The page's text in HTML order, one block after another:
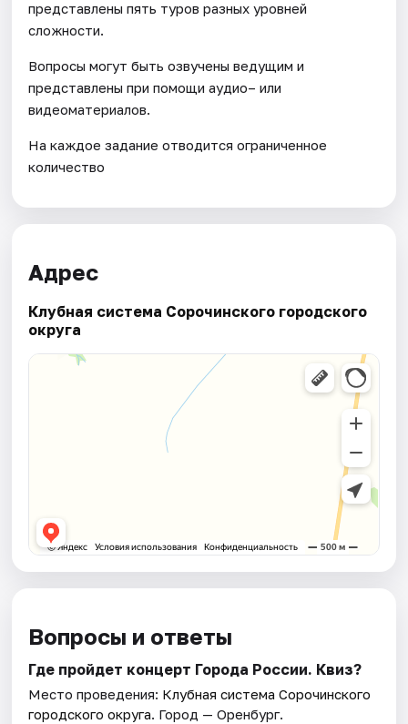
представлены пять туров разных уровней
сложности.
Вопросы могут быть озвучены ведущим и
представлены при помощи аудио– или
видеоматериалов.
На каждое задание отводится ограниченное
количество
Адрес
Клубная система Сорочинского городского
округа
Вопросы и ответы
Где пройдет концерт Города России. Квиз?
Место проведения: Клубная система Сорочинского
городского округа. Город — Оренбург.